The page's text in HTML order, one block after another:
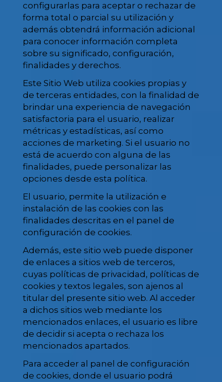
configurarlas para aceptar o rechazar de
forma total o parcial su utilización y
además obtendrá información adicional
para conocer información completa
sobre su significado, configuración,
finalidades y derechos.
Este Sitio Web utiliza cookies propias y
de terceras entidades, con la finalidad de
brindar una experiencia de navegación
satisfactoria para el usuario, realizar
métricas y estadísticas, así como
acciones de marketing. Si el usuario no
está de acuerdo con alguna de las
finalidades, puede personalizar las
opciones desde esta política.
El usuario, permite la utilización e
instalación de las cookies con las
finalidades descritas en el panel de
configuración de cookies.
Además, este sitio web puede disponer
de enlaces a sitios web de terceros,
cuyas políticas de privacidad, políticas de
cookies y textos legales, son ajenos al
titular del presente sitio web. Al acceder
a dichos sitios web mediante los
mencionados enlaces, el usuario es libre
de decidir si acepta o rechaza los
mencionados apartados.
Para acceder al panel de configuración
de cookies, donde el usuario podrá